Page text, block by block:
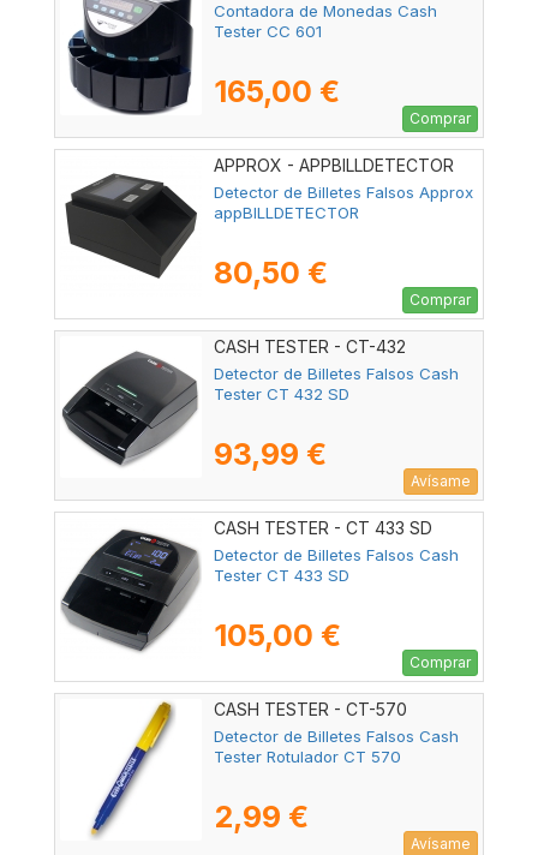
Contadora de Monedas Cash
Tester CC 601
165,00 €
Comprar
APPROX - APPBILLDETECTOR
Detector de Billetes Falsos Approx
appBILLDETECTOR
80,50 €
Comprar
CASH TESTER - CT-432
Detector de Billetes Falsos Cash
Tester CT 432 SD
93,99 €
Avísame
CASH TESTER - CT 433 SD
Detector de Billetes Falsos Cash
Tester CT 433 SD
105,00 €
Comprar
CASH TESTER - CT-570
Detector de Billetes Falsos Cash
Tester Rotulador CT 570
2,99 €
Avísame